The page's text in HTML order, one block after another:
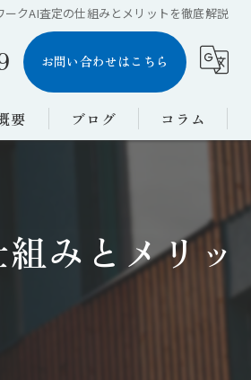
クAI査定の仕組みとメリットを徹底解説
お問い合わせはこちら
要 ブログ コラム
みとメリッ